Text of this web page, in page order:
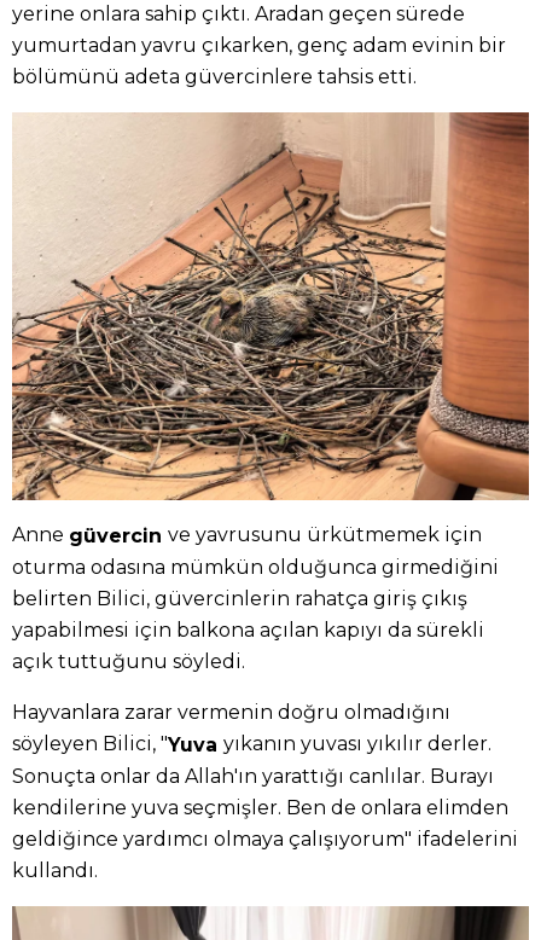
yerine onlara sahip çıktı. Aradan geçen sürede
yumurtadan yavru çıkarken, genç adam evinin bir
bölümünü adeta güvercinlere tahsis etti.
Anne güvercin ve yavrusunu ürkütmemek için
oturma odasına mümkün olduğunca girmediğini
belirten Bilici, güvercinlerin rahatça giriş çıkış
yapabilmesi için balkona açılan kapıyı da sürekli
açık tuttuğunu söyledi.
Hayvanlara zarar vermenin doğru olmadığını
söyleyen Bilici, "Yuva yıkanın yuvası yıkılır derler.
Sonuçta onlar da Allah'ın yarattığı canlılar. Burayı
kendilerine yuva seçmişler. Ben de onlara elimden
geldiğince yardımcı olmaya çalışıyorum" ifadelerini
kullandı.